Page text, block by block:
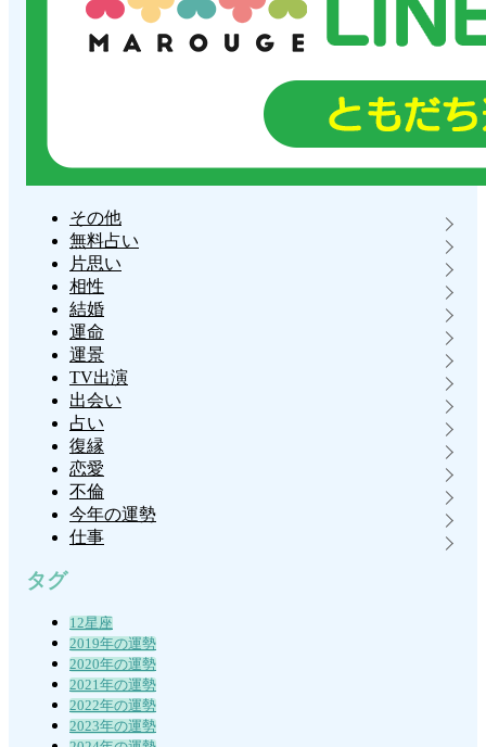
その他
無料占い
片思い
相性
結婚
運命
運景
TV出演
出会い
占い
復縁
恋愛
不倫
今年の運勢
仕事
タグ
12星座
2019年の運勢
2020年の運勢
2021年の運勢
2022年の運勢
2023年の運勢